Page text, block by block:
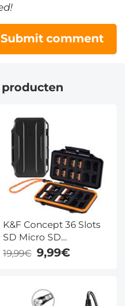
Submit comment
K&F Concept 36 Slots
SD Micro SD
Geheugenkaart Case,
Waterbestendige SD
Shock Kaart Draag
Opbergdoos voor 24
19,99€ 9,99€